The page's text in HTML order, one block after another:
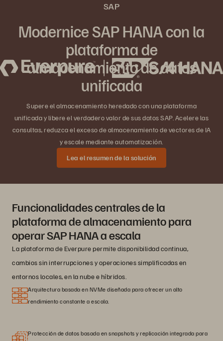
SAP
Modernice SAP HANA con la
plataforma de
almacenamiento de datos
unificada
Supere el almacenamiento heredado con una plataforma
unificada y libere el verdadero valor de sus datos SAP. Acelere las
consultas, reduzca el exceso de almacenamiento de vectores de IA
y escale mediante automatización.
Lea el resumen de la solución
Funcionalidades centrales de la
plataforma de almacenamiento para
operar SAP HANA a escala
La plataforma de Everpure permite disponibilidad continua,
cambios sin interrupciones y operaciones simplificadas en
entornos locales, en la nube e híbridos.
Arquitectura basada en NVMe diseñada para ofrecer un alto
rendimiento constante a escala.
Protección de datos basada en snapshots y replicación integrada para